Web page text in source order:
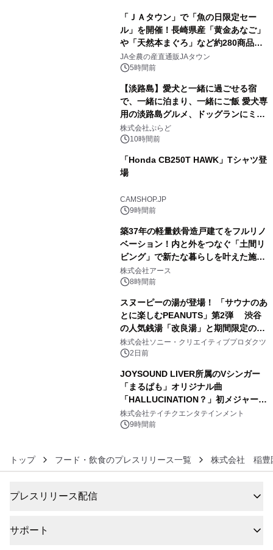
「ＪＡタウン」で「魚の日限定セー
ル」を開催！長崎県産「黄金あなご」
や「天然本まぐろ」など約280商品を
販売！～毎月１０日の定例企画～
JA全農の産直通販JAタウン
5時間前
【淡路島】愛犬と一緒に過ごせる宿
で、一緒に泊まり、一緒にご飯 愛犬専
用の淡路島グルメ、ドッグランにミニ
プール グランピングとトレーラーハウ
スの2施設で
株式会社ぷらど
10時間前
「Honda CB250T HAWK」Tシャツ登
場
CAMSHOP.JP
9時間前
築37年の軽量鉄骨造戸建てをフルリノ
ベーション！内と外をつなぐ「土間リ
ビング」で新たな暮らしを叶えた施工
事例を株式会社アースが公開
株式会社アース
8時間前
スヌーピーの湯が登場！ 「サウナのあ
とに楽しむPEANUTS」第2弾 渋谷
の人気銭湯「改良湯」と期間限定のコ
ラボレーション サウナイキタイコラ
ボグッズも発売決定！
株式会社ソニー・クリエイティブプロダクツ
2日前
JOYSOUND LIVER所属のVシンガー
「まるぱも」オリジナル曲
「HALLUCINATION？」初メジャー配
信リリース決定！
株式会社テイチクエンタテインメント
9時間前
トップ フード・飲食のプレスリリース一覧 株式会社 稲豊
プレスリリース配信
サポート